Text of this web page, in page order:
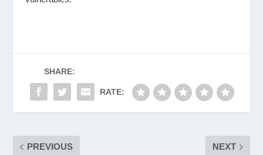
SHARE:
RATE:
PREVIOUS NEXT